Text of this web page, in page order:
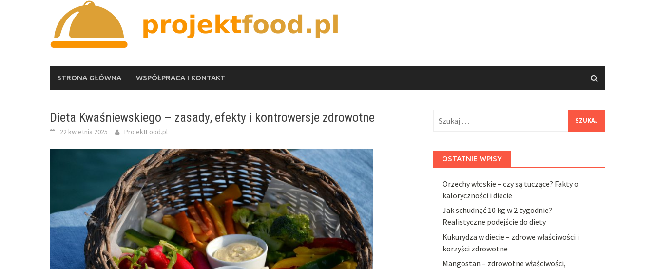
STRONA GŁÓWNA WSPÓŁPRACA I KONTAKT
Dieta Kwaśniewskiego – zasady, efekty i kontrowersje zdrowotne
22 kwietnia 2025 ProjektFood.pl
OSTATNIE WPISY
Orzechy włoskie – czy są tuczące? Fakty o
kaloryczności i diecie
Jak schudnąć 10 kg w 2 tygodnie?
Realistyczne podejście do diety
Kukurydza w diecie – zdrowe właściwości i
korzyści zdrowotne
Mangostan – zdrowotne właściwości,